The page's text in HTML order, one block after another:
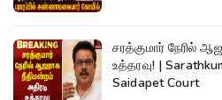
சரத்குமார் நேரில்
உத்தரவு! |
Saidapet Court